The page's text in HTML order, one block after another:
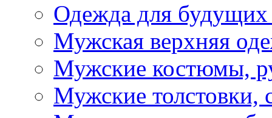
Одежда для
Мужская верхняя
Мужские костюмы,
Мужские толстовки,